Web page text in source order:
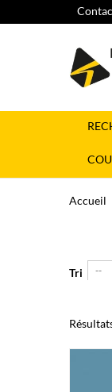
Accueil
Tri --